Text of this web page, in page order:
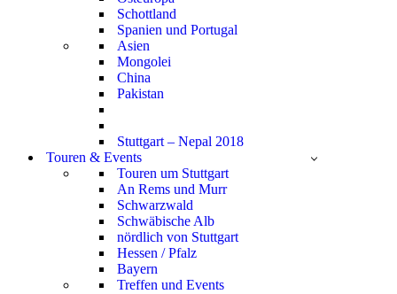
Schottland
Spanien und Portugal
Asien
Mongolei
China
Pakistan
Stuttgart – Nepal 2018
Touren & Events
Touren um Stuttgart
An Rems und Murr
Schwarzwald
Schwäbische Alb
nördlich von Stuttgart
Hessen / Pfalz
Bayern
Treffen und Events